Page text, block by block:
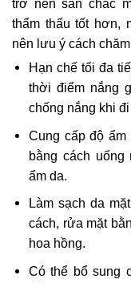
trở nên săn chắc
thẩm thấu tốt hơn,
nên lưu ý cách
Hạn chế tối đa
thời điểm nắng
chống nắng khi
Cung cấp độ
bằng cách
ẩm da.
Làm sạch da
cách, rửa mặt
hoa hồng.
Có thể bổ sung